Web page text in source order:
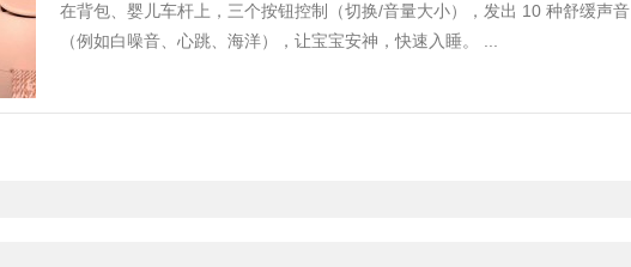
在背包、婴儿车杆上，三个按钮控制（切换/音量大小），发出 10 种舒缓声音
（例如白噪音、心跳、海洋），让宝宝安神，快速入睡。 ...